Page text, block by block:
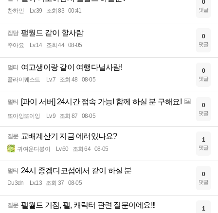
찬하민 Lv.39 조회 83 00:41
0
댓글
잡담 팰월드 같이 할사람
주아요 Lv.14 조회 44 08-05
0
댓글
멀티 여고생이랑 같이 여행다닐사람!
플라이퀘스트 Lv.7 조회 48 08-05
0
댓글
멀티 [파이 서버] 24시간 접속 가능! 함께 하실 분 구해요!
또아잉또이잉 Lv.9 조회 87 08-05
0
댓글
질문 교배계산기 지금 에러있나요?
귀여운디붕이 Lv.60 조회 64 08-05
1
댓글
멀티 24시 종겜디코섭에서 같이 하실 분
Du3dn Lv.13 조회 37 08-05
0
댓글
질문 팰월드 거점, 팰, 캐릭터 관련 질문이에요!!! 1